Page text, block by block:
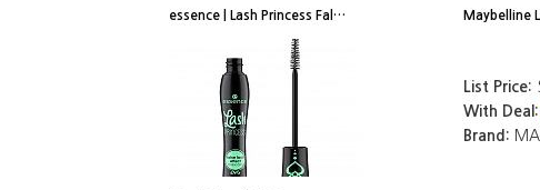
essence | Lash Princess Fal… Maybelline
List Price:
With Deal:
Brand: